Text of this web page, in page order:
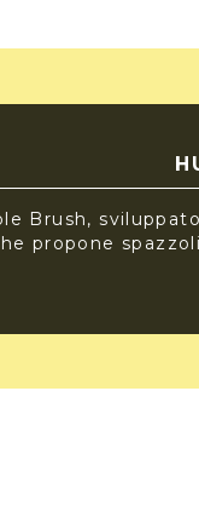
Brush,
propone